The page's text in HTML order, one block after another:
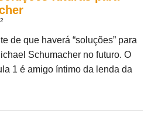
de que haverá “soluções” para
Schumacher no futuro. O
1 é amigo íntimo da lenda da